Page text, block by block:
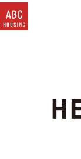
モデルハウスを探す